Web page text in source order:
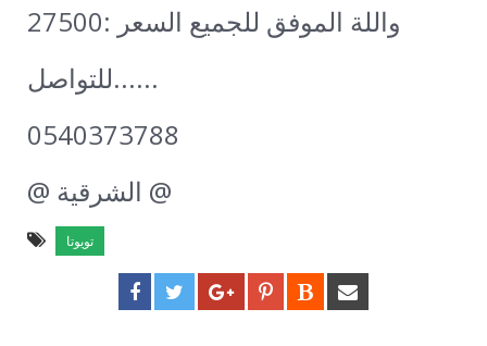
واللة الموفق للجميع السعر :27500
للتواصل......
0540373788
@ الشرقية @
تويوتا